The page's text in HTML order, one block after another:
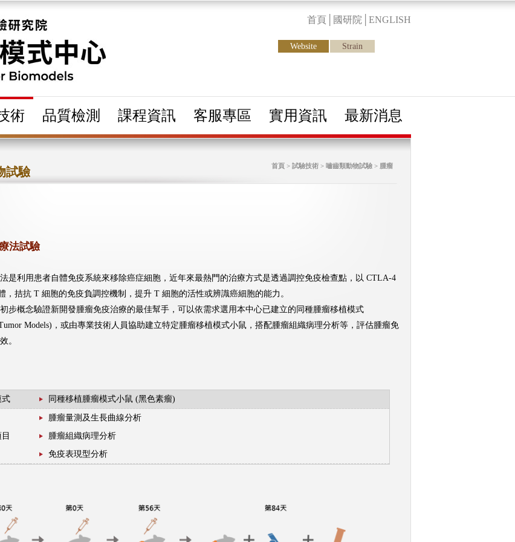
首頁 國研院 ENGLISH
Website Strain
術 品質檢測 課程資訊 客服專區 實用資訊 最新消息
試驗 首頁 > 試驗技術 > 嚙齒類動物試驗 > 腫瘤
法試驗
是利用患者自體免疫系統來移除癌症細胞，近年來最熱門的治療方式是透過調控免疫檢查點，以 CTLA-4
，拮抗 T 細胞的免疫負調控機制，提升 T 細胞的活性或辨識癌細胞的能力。
步概念驗證新開發腫瘤免疫治療的最佳幫手，可以依需求選用本中心已建立的同種腫瘤移植模式
Models)，或由專業技術人員協助建立特定腫瘤移植模式小鼠，搭配腫瘤組織病理分析等，評估腫瘤免
。
式 同種移植腫瘤模式小鼠 (黑色素瘤)
腫瘤量測及生長曲線分析
腫瘤組織病理分析
免疫表現型分析